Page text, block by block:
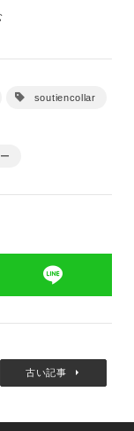
soutiencollar
古い記事